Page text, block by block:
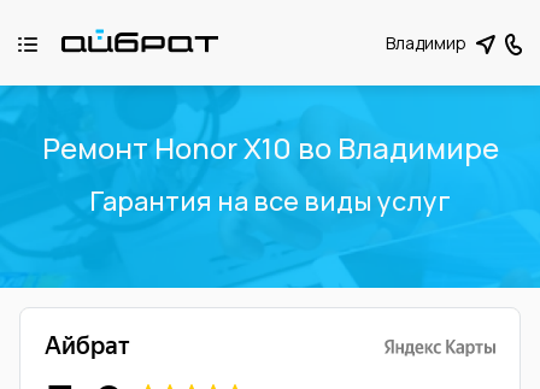
Владимир
Ремонт Honor X10 во Владимире
Гарантия на все виды услуг